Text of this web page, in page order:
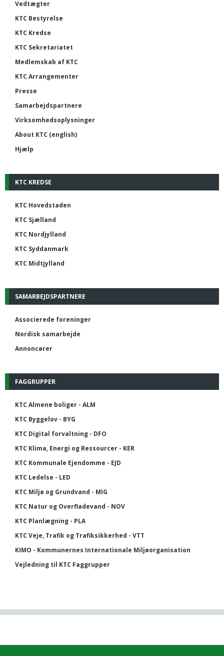
Vedtægter
KTC Bestyrelse
KTC Kredse
KTC Sekretariatet
Medlemskab af KTC
KTC Arrangementer
Presse
Samarbejdspartnere
Virksomhedsoplysninger
About KTC (english)
Hjælp
KTC KREDSE
KTC Hovedstaden
KTC Sjælland
KTC Nordjylland
KTC Syddanmark
KTC Midtjylland
SAMARBEJDSPARTNERE
Associerede foreninger
Nordisk samarbejde
Annoncører
FAGGRUPPER
KTC Almene boliger - ALM
KTC Byggelov - BYG
KTC Digital forvaltning - DFO
KTC Klima, Energi og Ressourcer - KER
KTC Kommunale Ejendomme - EJD
KTC Ledelse - LED
KTC Miljø og Grundvand - MIG
KTC Natur og Overfladevand - NOV
KTC Planlægning - PLA
KTC Veje, Trafik og Trafiksikkerhed - VTT
KIMO - Kommunernes Internationale Miljøorganisation
Vejledning til KTC Faggrupper